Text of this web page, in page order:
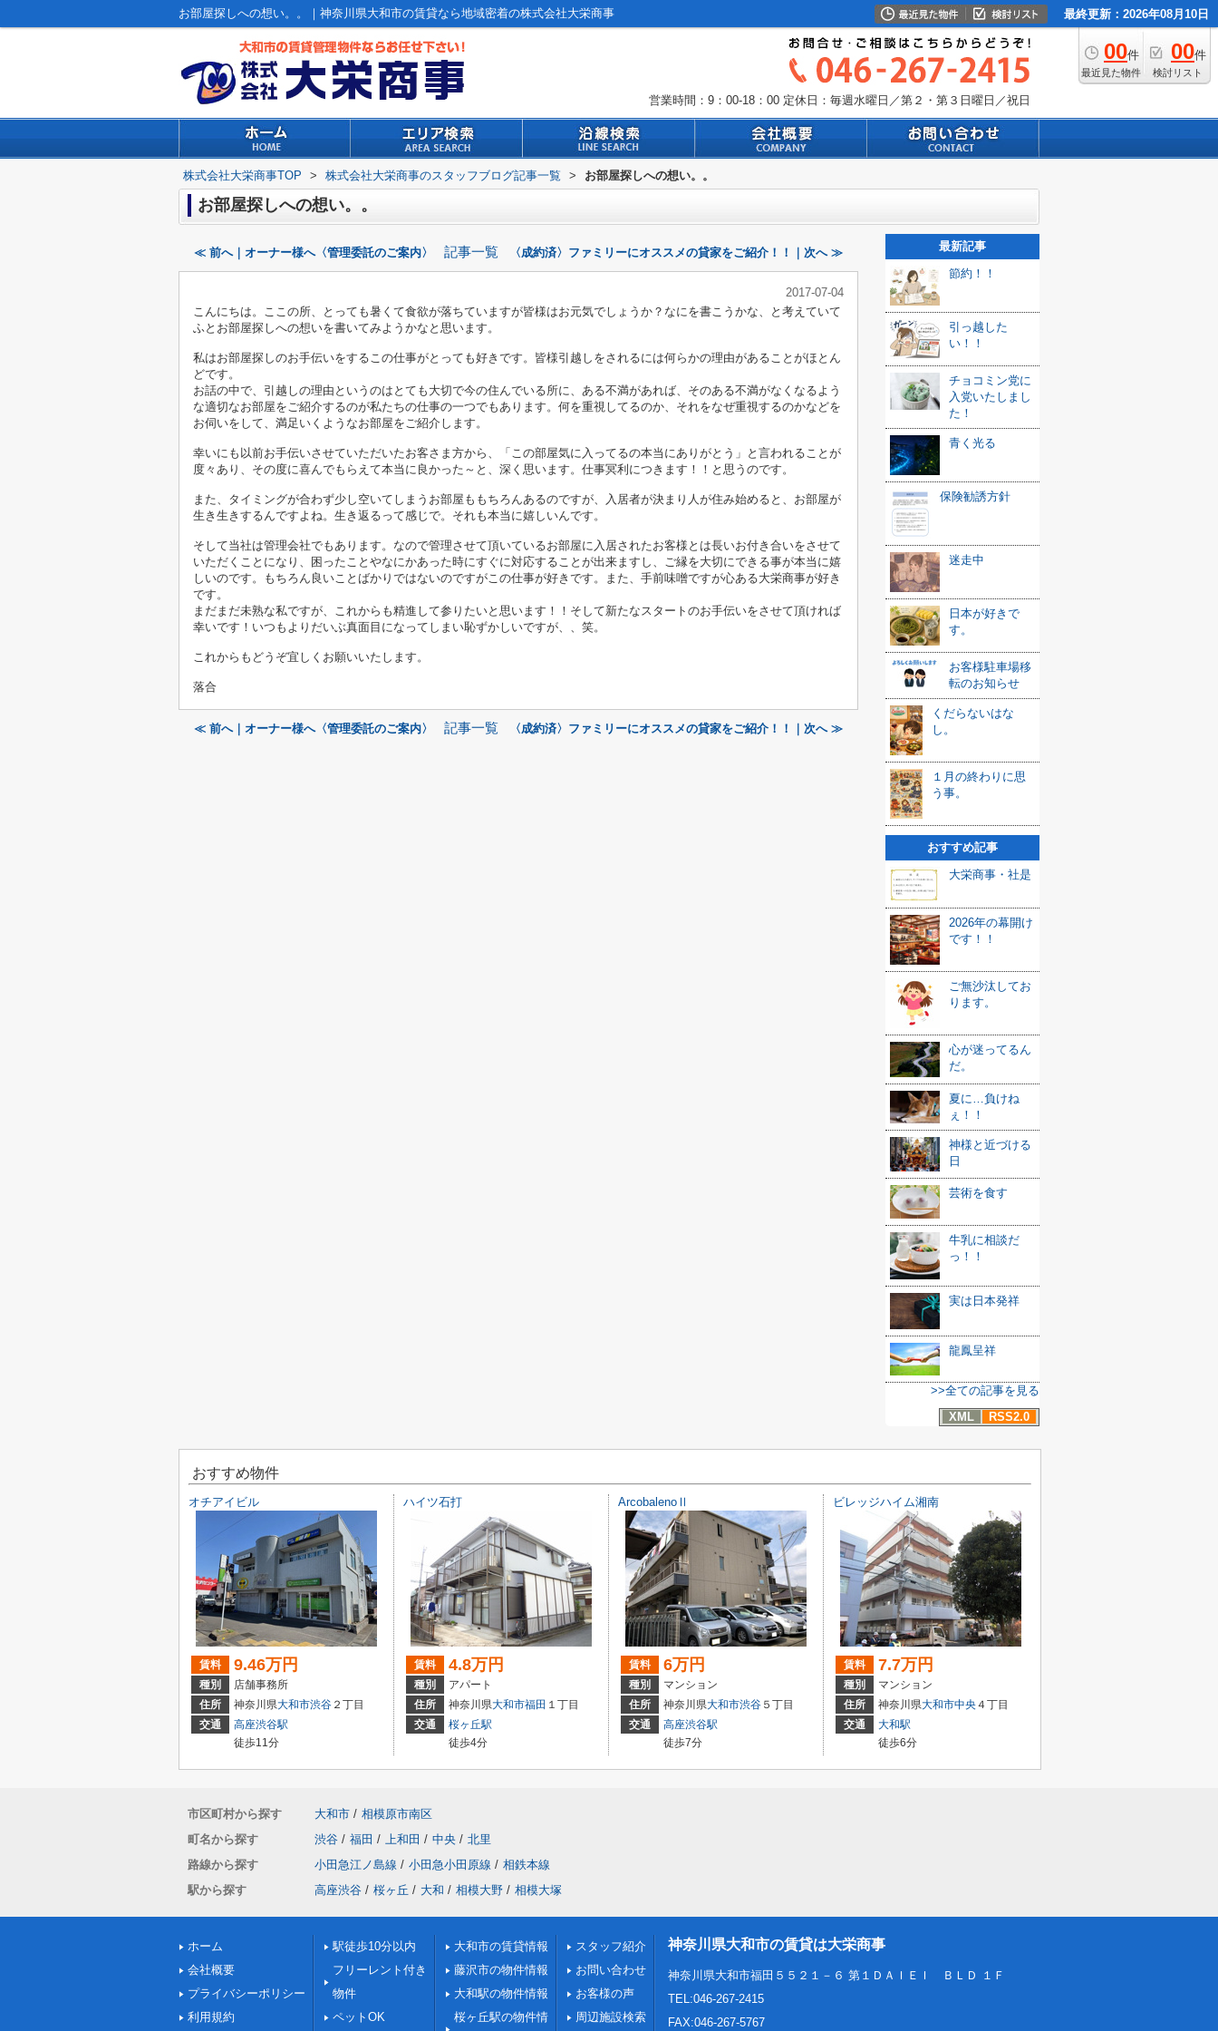
お部屋探しへの想い。。｜神奈川県大和市の賃貸なら地域密着の株式会社大栄商事 最終更新：2026年08月10日
00件
最近見た物件
00件
検討リスト
営業時間：9：00-18：00 定休日：毎週水曜日／第２・第３日曜日／祝日
株式会社大栄商事TOP > 株式会社大栄商事のスタッフブログ記事一覧 > お部屋探しへの想い。。
お部屋探しへの想い。。
≪ 前へ｜オーナー様へ〈管理委託のご案内〉 記事一覧 〈成約済〉ファミリーにオススメの貸家をご紹介！！｜次へ ≫
2017-07-04
こんにちは。ここの所、とっても暑くて食欲が落ちていますが皆様はお元気でしょうか？なにを書こうかな、と考えていて
ふとお部屋探しへの想いを書いてみようかなと思います。
私はお部屋探しのお手伝いをするこの仕事がとっても好きです。皆様引越しをされるには何らかの理由があることがほとん
どです。
お話の中で、引越しの理由というのはとても大切で今の住んでいる所に、ある不満があれば、そのある不満がなくなるよう
な適切なお部屋をご紹介するのが私たちの仕事の一つでもあります。何を重視してるのか、それをなぜ重視するのかなどを
お伺いをして、満足いくようなお部屋をご紹介します。
幸いにも以前お手伝いさせていただいたお客さま方から、「この部屋気に入ってるの本当にありがとう」と言われることが
度々あり、その度に喜んでもらえて本当に良かった～と、深く思います。仕事冥利につきます！！と思うのです。
また、タイミングが合わず少し空いてしまうお部屋ももちろんあるのですが、入居者が決まり人が住み始めると、お部屋が
生き生きするんですよね。生き返るって感じで。それも本当に嬉しいんです。
そして当社は管理会社でもあります。なので管理させて頂いているお部屋に入居されたお客様とは長いお付き合いをさせて
いただくことになり、困ったことやなにかあった時にすぐに対応することが出来ますし、ご縁を大切にできる事が本当に嬉
しいのです。もちろん良いことばかりではないのですがこの仕事が好きです。また、手前味噌ですが心ある大栄商事が好き
です。
まだまだ未熟な私ですが、これからも精進して参りたいと思います！！そして新たなスタートのお手伝いをさせて頂ければ
幸いです！いつもよりだいぶ真面目になってしまい恥ずかしいですが、、笑。
これからもどうぞ宜しくお願いいたします。
落合
≪ 前へ｜オーナー様へ〈管理委託のご案内〉 記事一覧 〈成約済〉ファミリーにオススメの貸家をご紹介！！｜次へ ≫
最新記事
節約！！
引っ越した
い！！
チョコミン党に
入党いたしまし
た！
青く光る
保険勧誘方針
迷走中
日本が好きで
す。
お客様駐車場移
転のお知らせ
くだらないはな
し。
１月の終わりに思
う事。
おすすめ記事
大栄商事・社是
2026年の幕開け
です！！
ご無沙汰してお
ります。
心が迷ってるん
だ。
夏に…負けね
ぇ！！
神様と近づける
日
芸術を食す
牛乳に相談だ
っ！！
実は日本発祥
龍鳳呈祥
>>全ての記事を見る
XML
RSS2.0
おすすめ物件
オチアイビル
賃料 9.46万円
種別
店舗事務所
住所
神奈川県大和市渋谷 ２丁目
交通
高座渋谷駅
徒歩11分
ハイツ石打
賃料 4.8万円
種別
アパート
住所
神奈川県大和市福田 １丁目
交通
桜ヶ丘駅
徒歩4分
ArcobalenoⅡ
賃料 6万円
種別
マンション
住所
神奈川県大和市渋谷 ５丁目
交通
高座渋谷駅
徒歩7分
ビレッジハイム湘南
賃料 7.7万円
種別
マンション
住所
神奈川県大和市中央４丁目
交通
大和駅
徒歩6分
市区町村から探す 大和市 / 相模原市南区
町名から探す
渋谷 / 福田 / 上和田 / 中央 / 北里
路線から探す
小田急江ノ島線 / 小田急小田原線 / 相鉄本線
駅から探す
高座渋谷 / 桜ヶ丘 / 大和 / 相模大野 / 相模大塚
ホーム
会社概要
プライバシーポリシー
利用規約
駅徒歩10分以内
フリーレント付き
物件
ペットOK
大和市の賃貸情報
藤沢市の物件情報
大和駅の物件情報
桜ヶ丘駅の物件情
スタッフ紹介
お問い合わせ
お客様の声
周辺施設検索
神奈川県大和市の賃貸は大栄商事
神奈川県大和市福田５５２１－６ 第１ＤＡＩＥＩ ＢＬＤ １Ｆ
TEL:046-267-2415
FAX:046-267-5767